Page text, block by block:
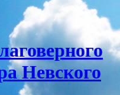
Невского